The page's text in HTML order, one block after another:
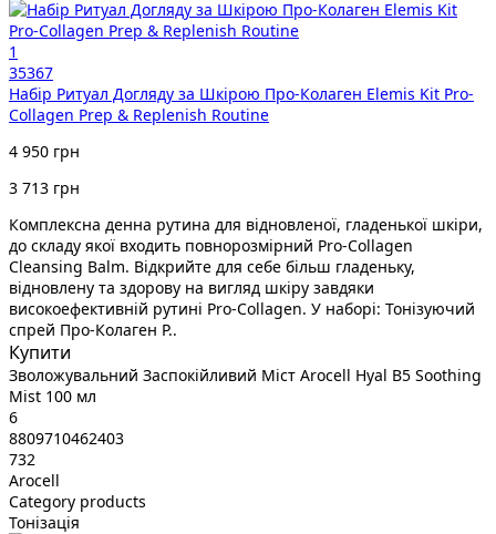
1
35367
Набір Ритуал Догляду за Шкірою Про-Колаген Elemis Kit Pro-
Collagen Prep & Replenish Routine
4 950 грн
3 713 грн
Комплексна денна рутина для відновленої, гладенької шкіри,
до складу якої входить повнорозмірний Pro-Collagen
Cleansing Balm. Відкрийте для себе більш гладеньку,
відновлену та здорову на вигляд шкіру завдяки
високоефективній рутині Pro-Collagen. У наборі: Тонізуючий
спрей Про-Колаген P..
Купити
Зволожувальний Заспокійливий Міст Arocell Hyal B5 Soothing
Mist 100 мл
6
8809710462403
732
Arocell
Category products
Тонізація